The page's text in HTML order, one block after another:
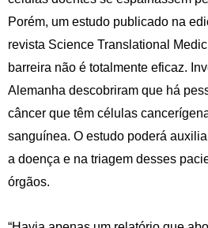
Porém, um estudo publicado na
revista Science Translational
barreira não é totalmente eficaz.
Alemanha descobriram que há
câncer que têm células
sanguínea. O estudo poderá
a doença e na triagem desses
órgãos.